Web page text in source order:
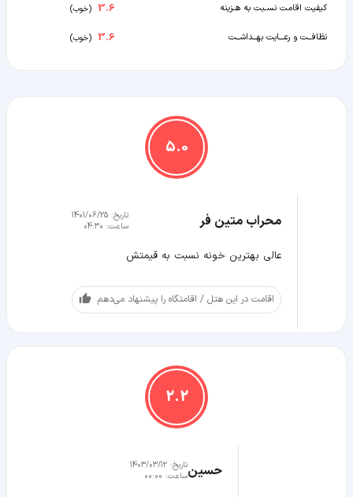
کیفیت اقامت نسـبت به هـزینه 3.6
(خوب)
نظافــت و رعـــایت بهــداشــت 3.6
(خوب)
5.0
محراب متین فر تاریخ:1401/06/25
ساعت: 04:30
عالی بهترین خونه نسبت به قیمتش
اقامت در این هتل / اقامتگاه را پیشنهاد می‌دهم
2.2
حسینتاریخ: 1403/03/12
ساعت: 00:00